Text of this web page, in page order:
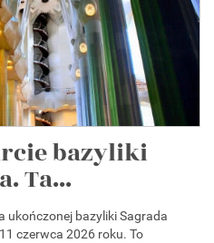
bazyliki
Ta...
ukończonej bazyliki Sagrada
czerwca 2026 roku. To